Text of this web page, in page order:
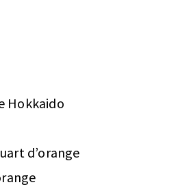
Hokkaido
d’orange